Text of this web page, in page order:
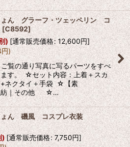
ょん グラーフ・ツェッペリン コ
[C8592]
)[通常販売価格: 12,600円]
円)
覧の通り写真に写るパーツをすべ
す。 ☆セット内容：上着＋スカ
+ネクタイ＋手袋 ☆【素
紡｜その他 ☆…
ょん 磯風 コスプレ衣装
)[通常販売価格: 7,750円]